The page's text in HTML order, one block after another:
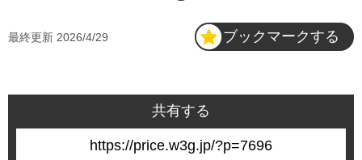
2025年5月
781円
https://www.e-stat.go.jp/dbview?sid=0003421913
最終更新 2026/4/29 ブックマークする
共有する
7696